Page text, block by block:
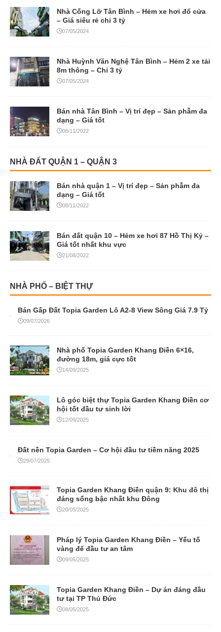
Nhà Cống Lỡ Tân Bình – Hẻm xe hơi đổ cửa
– Giá siêu rẻ chỉ 3 tỷ
07/05/2024
Nhà Huỳnh Văn Nghệ Tân Bình – Hẻm 2 xe tải
8m thông – Chỉ 3 tỷ
07/05/2024
Bán nhà Tân Bình – Vị trí đẹp – Sản phẫm đa
dạng – Giá tốt
08/11/2022
NHÀ ĐẤT QUẬN 1 – QUẬN 3
Bán nhà quận 1 – Vị trí đẹp – Sản phẫm đa
dạng – Giá tốt
08/11/2022
Bán đất quận 10 – Hẻm xe hơi 87 Hồ Thị Kỷ –
Giá tốt nhất khu vực
21/08/2022
NHÀ PHỐ – BIỆT THỰ
Bán Gấp Đất Topia Garden Lô A2-8 View Sông Giá 7.9 Tỷ
09/07/2026
Nhà phố Topia Garden Khang Điền 6×16,
đường 18m, giá cực tốt
14/09/2025
Lô góc biệt thự Topia Garden Khang Điền cơ
hội tốt đầu tư sinh lời
12/09/2025
Đất nền Topia Garden – Cơ hội đầu tư tiềm năng 2025
29/07/2025
Topia Garden Khang Điền quận 9: Khu đô thị
đáng sống bậc nhất khu Đông
20/05/2025
Pháp lý Topia Garden Khang Điền – Yếu tố
vàng để đầu tư an tâm
09/05/2025
Topia Garden Khang Điền – Dự án đáng đầu
tư tại TP Thủ Đức
08/05/2025